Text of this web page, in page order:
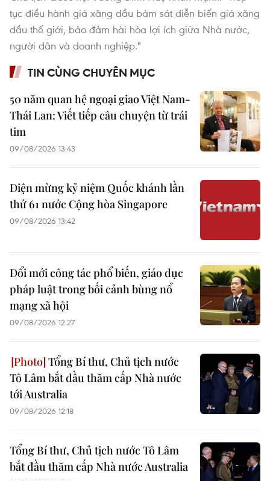
tục điều hành giá xăng dầu bám sát diễn biến giá xăng
dầu thế giới, bảo đảm hài hòa lợi ích giữa Nhà nước,
người dân và doanh nghiệp."
TIN CÙNG CHUYÊN MỤC
50 năm quan hệ ngoại giao Việt Nam-
Thái Lan: Viết tiếp câu chuyện từ trái
tim
09/08/2026 13:43
Điện mừng kỷ niệm Quốc khánh lần
thứ 61 nước Cộng hòa Singapore
09/08/2026 13:42
Đổi mới công tác phổ biến, giáo dục
pháp luật trong bối cảnh bùng nổ
mạng xã hội
09/08/2026 12:27
Tổng Bí thư, Chủ tịch nước
Tô Lâm bắt đầu thăm cấp Nhà nước
tới Australia
09/08/2026 12:18
Tổng Bí thư, Chủ tịch nước Tô Lâm
bắt đầu thăm cấp Nhà nước Australia